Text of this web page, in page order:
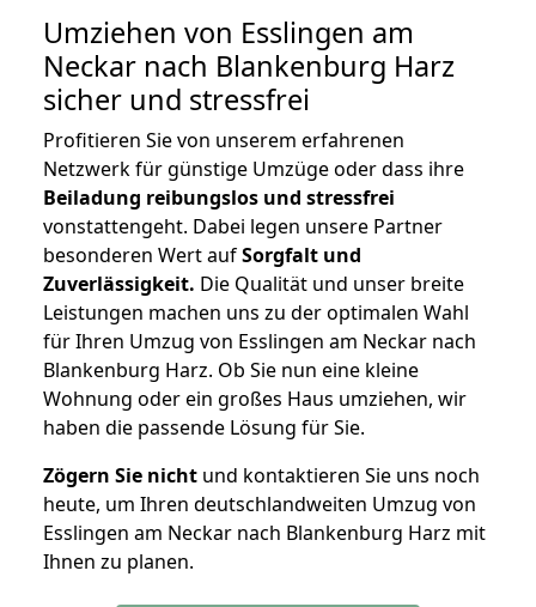
Umziehen von Esslingen am
Neckar nach Blankenburg Harz
sicher und stressfrei
Profitieren Sie von unserem erfahrenen
Netzwerk für günstige Umzüge oder dass ihre
Beiladung reibungslos und stressfrei
vonstattengeht. Dabei legen unsere Partner
besonderen Wert aufSorgfalt und
Zuverlässigkeit. Die Qualität und unser breite
Leistungen machen uns zu der optimalen Wahl
für Ihren Umzug von Esslingen am Neckar nach
Blankenburg Harz. Ob Sie nun eine kleine
Wohnung oder ein großes Haus umziehen, wir
haben die passende Lösung für Sie.
Zögern Sie nicht und kontaktieren Sie uns noch
heute, um Ihren deutschlandweiten Umzug von
Esslingen am Neckar nach Blankenburg Harz mit
Ihnen zu planen.